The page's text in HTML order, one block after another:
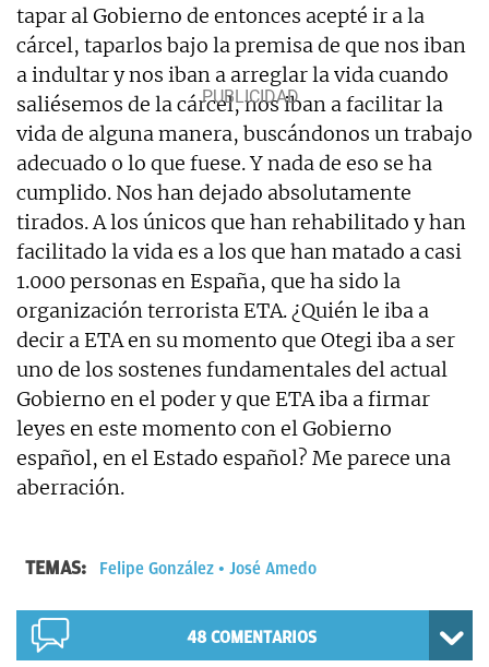
tapar al Gobierno de entonces acepté ir a la
cárcel, taparlos bajo la premisa de que nos iban
a indultar y nos iban a arreglar la vida cuando
saliésemos de la cárcel, nos iban a facilitar la
vida de alguna manera, buscándonos un trabajo
adecuado o lo que fuese. Y nada de eso se ha
cumplido. Nos han dejado absolutamente
tirados. A los únicos que han rehabilitado y han
facilitado la vida es a los que han matado a casi
1.000 personas en España, que ha sido la
organización terrorista ETA. ¿Quién le iba a
decir a ETA en su momento que Otegi iba a ser
uno de los sostenes fundamentales del actual
Gobierno en el poder y que ETA iba a firmar
leyes en este momento con el Gobierno
español, en el Estado español? Me parece una
aberración.
TEMAS: Felipe González José Amedo
48 COMENTARIOS